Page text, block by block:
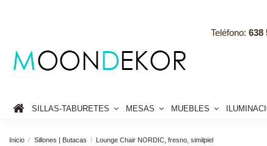
Teléfono: 638
SILLAS-TABURETES MESAS MUEBLES
Inicio Sillones | Butacas Lounge Chair NORDIC, fresno, similpiel